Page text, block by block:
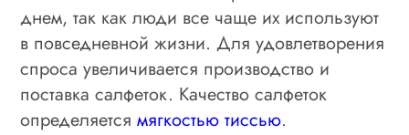
днем, так как люди все чаще их используют
в повседневной жизни. Для удовлетворения
спроса увеличивается производство и
поставка салфеток. Качество салфеток
определяетсямягкостью тиссью.